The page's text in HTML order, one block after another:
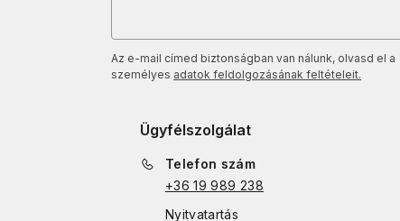
Az e-mail címed biztonságban van nálunk, olvasd el a
személyes adatok feldolgozásának feltételeit.
Ügyfélszolgálat
Telefon szám
+36 19 989 238
Nyitvatartás